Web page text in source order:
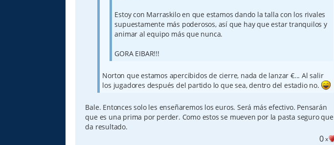
Estoy con Marraskilo en que estamos dando la talla con los rivales
supuestamente más poderosos, así que hay que estar tranquilos y
animar al equipo más que nunca.
GORA EIBAR!!!
Norton que estamos apercibidos de cierre, nada de lanzar €... Al salir
los jugadores después del partido lo que sea, dentro del estadio no.
Bale. Entonces solo les enseñaremos los euros. Será más efectivo. Pensarán
que es una prima por perder. Como estos se mueven por la pasta seguro que
da resultado.
0x